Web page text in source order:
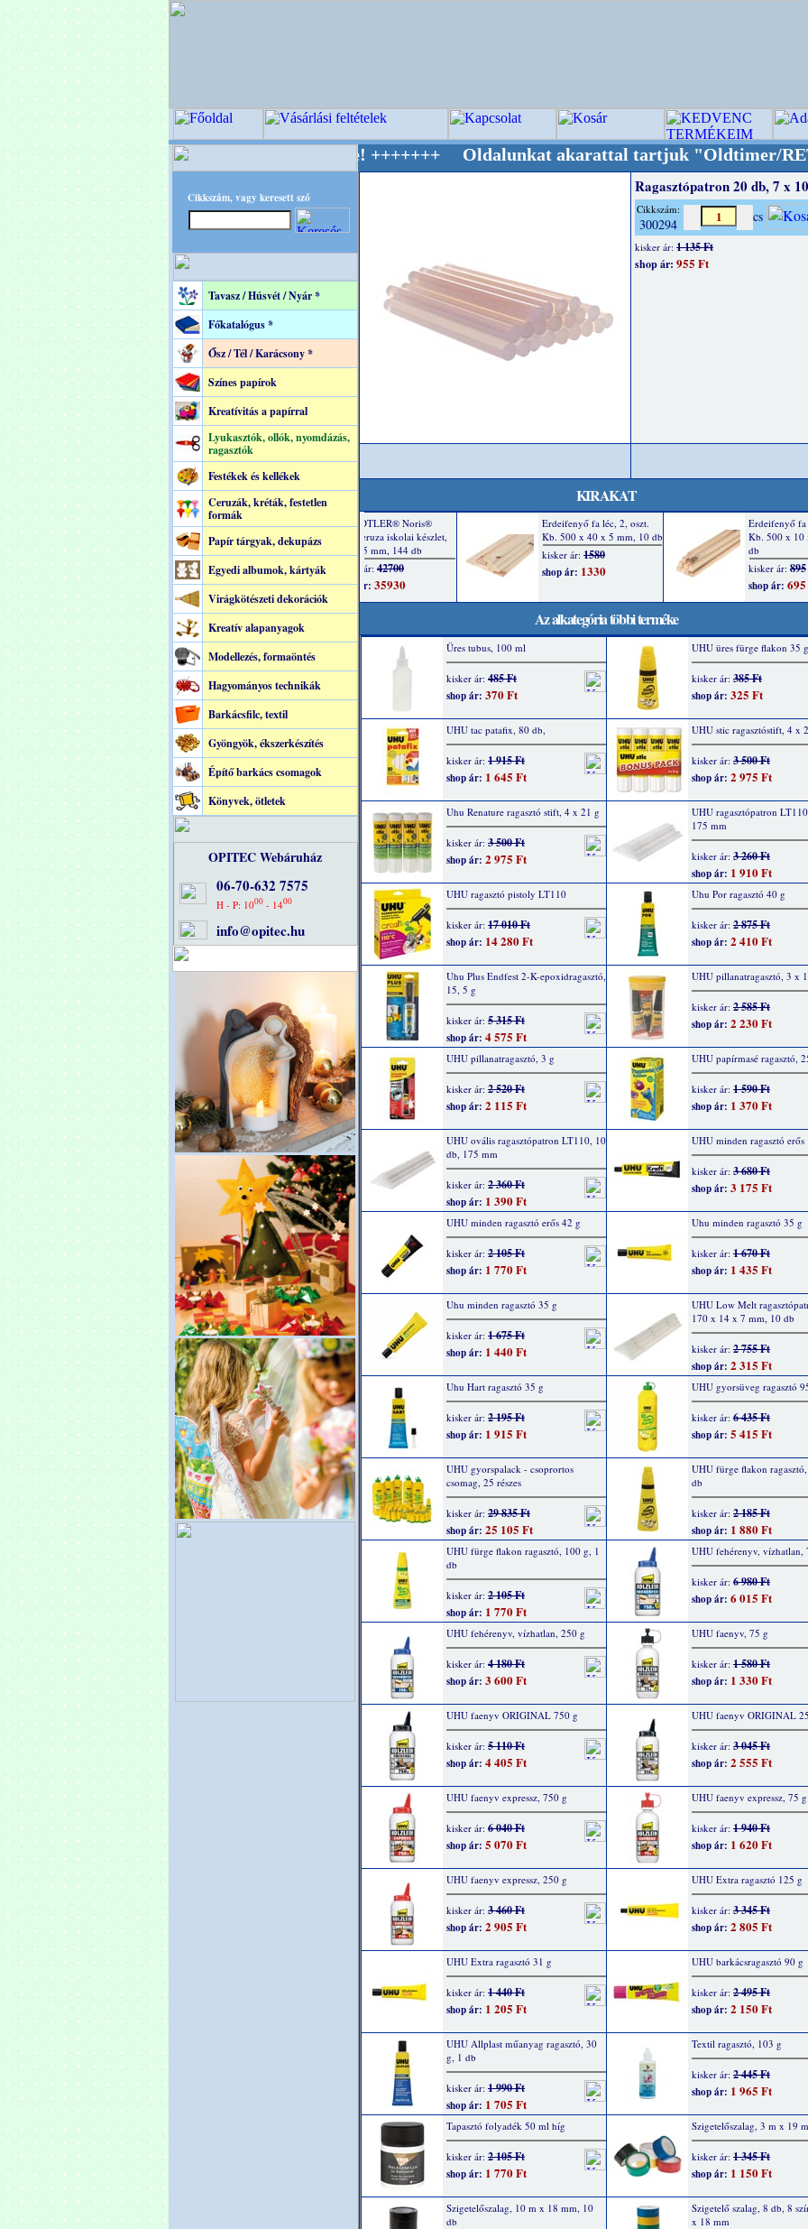
Cikkszám, vagy keresett szó
Tavasz / Húsvét / Nyár *
Főkatalógus *
Ősz / Tél / Karácsony *
Színes papírok
Kreatívitás a papírral
Lyukasztók, ollók, nyomdázás,
ragasztók
Festékek és kellékek
Ceruzák, kréták, festetlen
formák
Papír tárgyak, dekupázs
Egyedi albumok, kártyák
Virágkötészeti dekorációk
Kreatív alapanyagok
Modellezés, formaöntés
Hagyományos technikák
Barkácsfilc, textil
Gyöngyök, ékszerkészítés
Építő barkács csomagok
Könyvek, ötletek
OPITEC Webáruház
06-70-632 7575
H - P: 1000- 1400
info@opitec.hu
- A Kreatív Világ Mestere! +++++++ Oldalunkat akarattal tartjuk "Oldtimer/RETRO"
Ragasztópatron 20 db, 7 x
Cikkszám:
300294 cs
kisker ár: 1 135 Ft
shop ár: 955 Ft
KIRAKAT
Az alkategória többi terméke
Üres tubus, 100 ml
kisker ár: 485 Ft
shop ár: 370 Ft
UHU üres fürge flakon 35 g
kisker ár: 385 Ft
shop ár: 325 Ft
UHU tac patafix, 80 db,
kisker ár: 1 915 Ft
shop ár: 1 645 Ft
UHU stic ragasztóstift, 4 x
kisker ár: 3 500 Ft
shop ár: 2 975 Ft
Uhu Renature ragasztó stift, 4 x 21 g
kisker ár: 3 500 Ft
shop ár: 2 975 Ft
UHU ragasztópatron
175 mm
kisker ár: 3 260 Ft
shop ár: 1 910 Ft
UHU ragasztó pistoly LT110
kisker ár: 17 010 Ft
shop ár: 14 280 Ft
Uhu Por ragasztó 40 g
kisker ár: 2 875 Ft
shop ár: 2 410 Ft
Uhu Plus Endfest 2-K-epoxidragasztó,
15, 5 g
kisker ár: 5 315 Ft
shop ár: 4 575 Ft
UHU pillanatragasztó, 3 x
kisker ár: 2 585 Ft
shop ár: 2 230 Ft
UHU pillanatragasztó, 3 g
kisker ár: 2 520 Ft
shop ár: 2 115 Ft
UHU papírmasé ragasztó,
kisker ár: 1 590 Ft
shop ár: 1 370 Ft
UHU ovális ragasztópatron LT110, 10
db, 175 mm
kisker ár: 2 360 Ft
shop ár: 1 390 Ft
UHU minden ragasztó erős
kisker ár: 3 680 Ft
shop ár: 3 175 Ft
UHU minden ragasztó erős 42 g
kisker ár: 2 105 Ft
shop ár: 1 770 Ft
Uhu minden ragasztó 35 g
kisker ár: 1 670 Ft
shop ár: 1 435 Ft
Uhu minden ragasztó 35 g
kisker ár: 1 675 Ft
shop ár: 1 440 Ft
UHU Low Melt
170 x 14 x 7 mm, 10 db
kisker ár: 2 755 Ft
shop ár: 2 315 Ft
Uhu Hart ragasztó 35 g
kisker ár: 2 195 Ft
shop ár: 1 915 Ft
UHU gyorsüveg ragasztó
kisker ár: 6 435 Ft
shop ár: 5 415 Ft
UHU gyorspalack - csoprortos
csomag, 25 részes
kisker ár: 29 835 Ft
shop ár: 25 105 Ft
UHU fürge flakon
db
kisker ár: 2 185 Ft
shop ár: 1 880 Ft
UHU fürge flakon ragasztó, 100 g, 1
db
kisker ár: 2 105 Ft
shop ár: 1 770 Ft
UHU fehérenyv, vízhatlan,
kisker ár: 6 980 Ft
shop ár: 6 015 Ft
UHU fehérenyv, vízhatlan, 250 g
kisker ár: 4 180 Ft
shop ár: 3 600 Ft
UHU faenyv, 75 g
kisker ár: 1 580 Ft
shop ár: 1 330 Ft
UHU faenyv ORIGINAL 750 g
kisker ár: 5 110 Ft
shop ár: 4 405 Ft
UHU faenyv ORIGINAL
kisker ár: 3 045 Ft
shop ár: 2 555 Ft
UHU faenyv expressz, 750 g
kisker ár: 6 040 Ft
shop ár: 5 070 Ft
UHU faenyv expressz, 75 g
kisker ár: 1 940 Ft
shop ár: 1 620 Ft
UHU faenyv expressz, 250 g
kisker ár: 3 460 Ft
shop ár: 2 905 Ft
UHU Extra ragasztó 125 g
kisker ár: 3 345 Ft
shop ár: 2 805 Ft
UHU Extra ragasztó 31 g
kisker ár: 1 440 Ft
shop ár: 1 205 Ft
UHU barkácsragasztó 90 g
kisker ár: 2 495 Ft
shop ár: 2 150 Ft
UHU Allplast műanyag ragasztó, 30
g, 1 db
kisker ár: 1 990 Ft
shop ár: 1 705 Ft
Textil ragasztó, 103 g
kisker ár: 2 445 Ft
shop ár: 1 965 Ft
Tapasztó folyadék 50 ml híg
kisker ár: 2 105 Ft
shop ár: 1 770 Ft
Szigetelőszalag, 3 m x 19
kisker ár: 1 345 Ft
shop ár: 1 150 Ft
Szigetelőszalag, 10 m x 18 mm, 10
db
Szigetelő szalag, 8 db, 8
x 18 mm